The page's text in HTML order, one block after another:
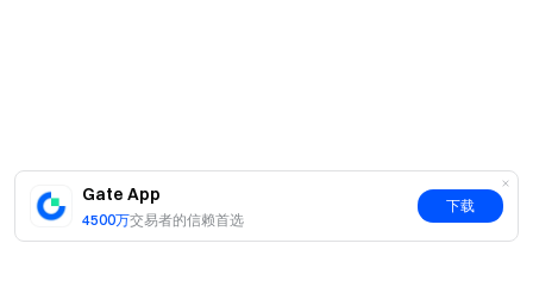
Gate App
4500万交易者的信赖首选
下载